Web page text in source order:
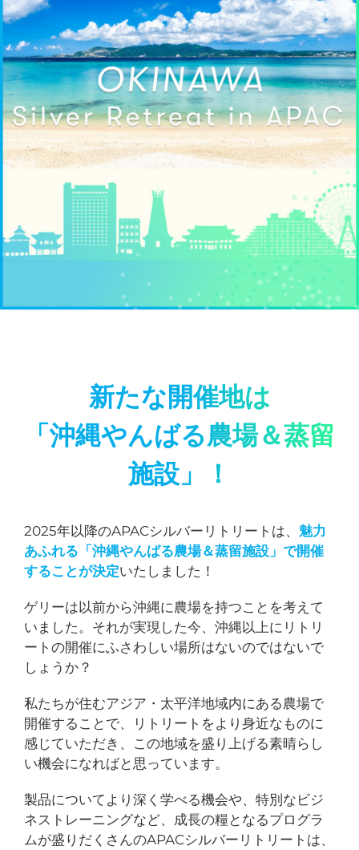
新たな開催地は
「沖縄やんばる農場＆蒸留
施設」！
2025年以降のAPACシルバーリトリートは、 魅力
あふれる「沖縄やんばる農場＆蒸留施設」で開催
することが決定いたしました！
ゲリーは以前から沖縄に農場を持つことを考えて
いました。それが実現した今、沖縄以上にリトリ
ートの開催にふさわしい場所はないのではないで
しょうか？
私たちが住むアジア・太平洋地域内にある農場で
開催することで、リトリートをより身近なものに
感じていただき、この地域を盛り上げる素晴らし
い機会になればと思っています。
製品についてより深く学べる機会や、特別なビジ
ネストレーニングなど、成長の糧となるプログラ
ムが盛りだくさんのAPACシルバーリトリートは、